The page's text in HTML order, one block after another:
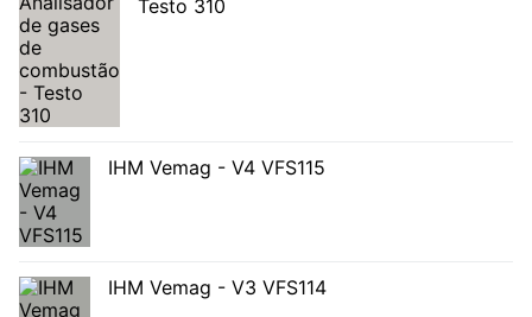
Testo 310
IHM Vemag - V4 VFS115
IHM Vemag - V3 VFS114